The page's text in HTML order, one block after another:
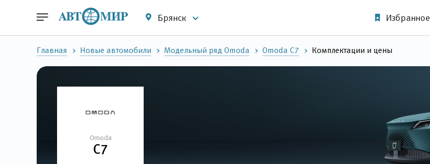
Брянск Избранное
Главная Новые автомобили Модельный ряд Omoda Omoda C7 Комплектации и цены
Omoda
C7